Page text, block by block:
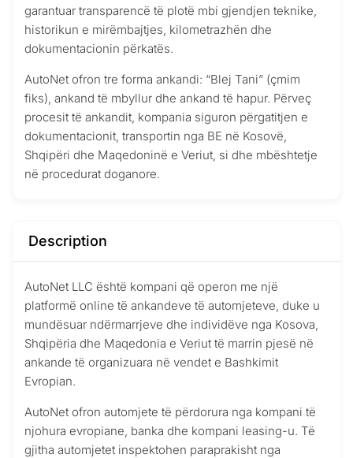
garantuar transparencë të plotë mbi gjendjen teknike,
historikun e mirëmbajtjes, kilometrazhën dhe
dokumentacionin përkatës.
AutoNet ofron tre forma ankandi: “Blej Tani” (çmim
fiks), ankand të mbyllur dhe ankand të hapur. Përveç
procesit të ankandit, kompania siguron përgatitjen e
dokumentacionit, transportin nga BE në Kosovë,
Shqipëri dhe Maqedoninë e Veriut, si dhe mbështetje
në procedurat doganore.
Description
AutoNet LLC është kompani që operon me një
platformë online të ankandeve të automjeteve, duke u
mundësuar ndërmarrjeve dhe individëve nga Kosova,
Shqipëria dhe Maqedonia e Veriut të marrin pjesë në
ankande të organizuara në vendet e Bashkimit
Evropian.
AutoNet ofron automjete të përdorura nga kompani të
njohura evropiane, banka dhe kompani leasing-u. Të
gjitha automjetet inspektohen paraprakisht nga